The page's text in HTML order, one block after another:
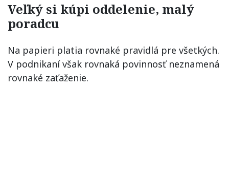
Veľký si kúpi oddelenie, malý
poradcu
Na papieri platia rovnaké pravidlá pre všetkých.
V podnikaní však rovnaká povinnosť neznamená
rovnaké zaťaženie.